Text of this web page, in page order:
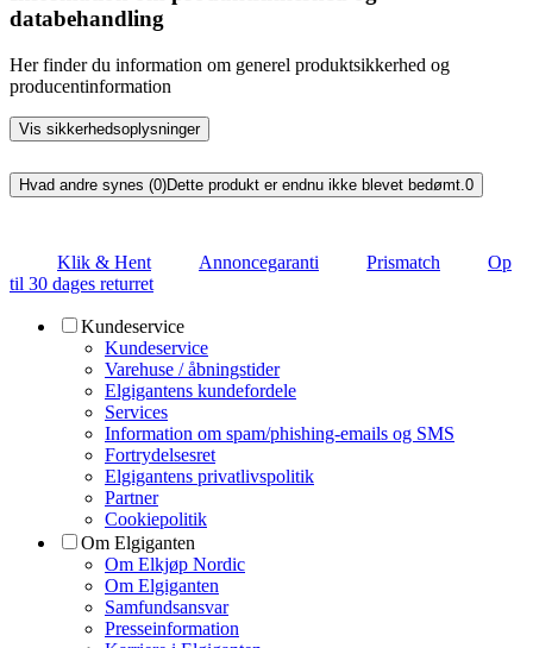
databehandling
Her finder du information om generel produktsikkerhed og
producentinformation
Vis sikkerhedsoplysninger
Hvad andre synes (0)Dette produkt er endnu ikke blevet bedømt. 0
Klik & Hent Annoncegaranti Prismatch
Op
til 30 dages returret
Kundeservice
Kundeservice
Varehuse / åbningstider
Elgigantens kundefordele
Services
Information om spam/phishing-emails og SMS
Fortrydelsesret
Elgigantens privatlivspolitik
Partner
Cookiepolitik
Om Elgiganten
Om Elkjøp Nordic
Om Elgiganten
Samfundsansvar
Presseinformation